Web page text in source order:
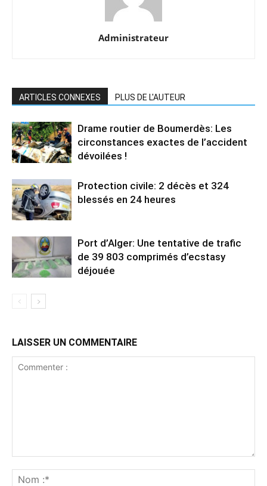
Administrateur
ARTICLES CONNEXES PLUS DE L'AUTEUR
Drame routier de Boumerdès: Les
circonstances exactes de l’accident
dévoilées !
Protection civile: 2 décès et 324
blessés en 24 heures
Port d’Alger: Une tentative de trafic
de 39 803 comprimés d’ecstasy
déjouée
LAISSER UN COMMENTAIRE